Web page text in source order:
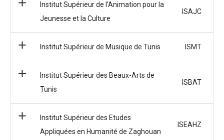
Institut Supérieur de l’Animation pour la
Jeunesse et la Culture
ISAJC
Institut Supérieur de Musique de Tunis ISMT
Institut Supérieur des Beaux-Arts de
Tunis
ISBAT
Institut Supérieur des Etudes
Appliquées en Humanité de Zaghouan
ISEAHZ